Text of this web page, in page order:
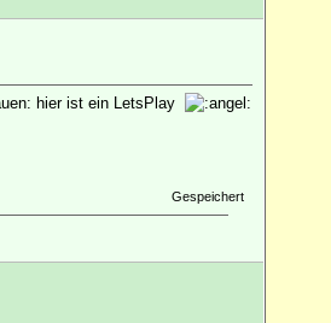
hier ist ein LetsPlay
Gespeichert